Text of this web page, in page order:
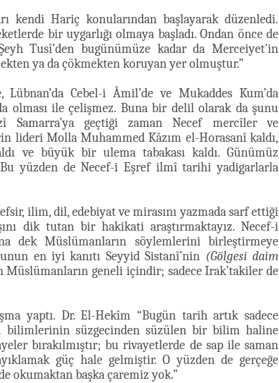
kendi Hariç konularından başlayarak düzenledi.
bir uygarlığı olmaya başladı. Ondan önce de
Tusî’den bugünümüze kadar da Merceiyet’in
ya da çökmekten koruyan yer olmuştur.”
Cebel-i Âmil’de ve Mukaddes Kum’da
olması ile çelişmez. Buna bir delil olarak da şunu
geçtiği zaman Necef mercîler ve
lideri Molla Muhammed Kâzım el-Horasanî kaldı,
ve büyük bir ulema tabakası kaldı. Günümüz
Bu yüzden de Necef-i Eşref ilmî tarihi yadigarlarla
ilim, dil, edebiyat ve mirasını yazmada sarf ettiği
dik tutan bir hakikati araştırmaktayız. Necef-i
dek Müslümanların söylemlerini birleştirmeye
en iyi kanıtı Seyyid Sistanî’nin (Gölgesi daim
geneli içindir; sadece Irak’takiler de
yaptı. Dr. El-Hekîm “Bugün tarih artık sadece
bilimlerinin süzgecinden süzülen bir bilim haline
bırakılmıştır; bu rivayetlerde de sap ile saman
güç hale gelmiştir. O yüzden de gerçeğe
okumaktan başka çaremiz yok.”